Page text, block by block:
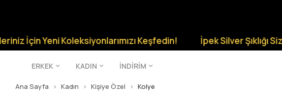
Koleksiyonlarımızı Keşfedin! İpek Silver Şıklığı Sizinle Olsun.
ERKEK KADIN İNDİRİM
Ana Sayfa Kadın Kişiye Özel Kolye